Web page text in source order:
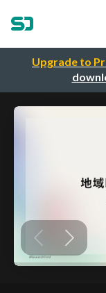
Upgrade to